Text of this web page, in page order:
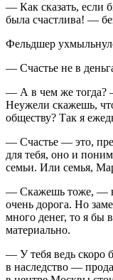
— Как сказать, если
была счастлива! —
Фельдшер
— Счастье не в
— А в чем же тогда?
Неужели скажешь,
обществу? Так я
— Счастье — это,
для тебя, оно и
семьи. Или семья,
— Скажешь тоже, —
очень дорога. Но
много денег, то я бы
материально.
— У тебя ведь скоро
в наследство —